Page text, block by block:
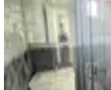
2.800.000 ₺
Yeni Çınar Gayrimenkul Tuncay O.
Ara